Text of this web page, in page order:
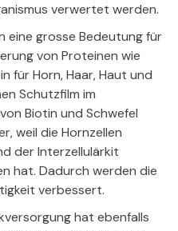
verwertet werden.
eine grosse Bedeutung für
von Proteinen wie
für Horn, Haar, Haut und
Schutzfilm im
Biotin und Schwefel
weil die Hornzellen
der Interzellulärkit
hat. Dadurch werden die
verbessert.
hat ebenfalls